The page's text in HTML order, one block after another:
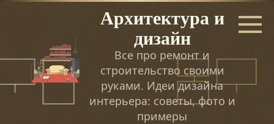
Перейти
Архитектура и
дизайн
Все про ремонт и
строительство своими
руками. Идеи дизайна
интерьера: советы, фото и
примеры